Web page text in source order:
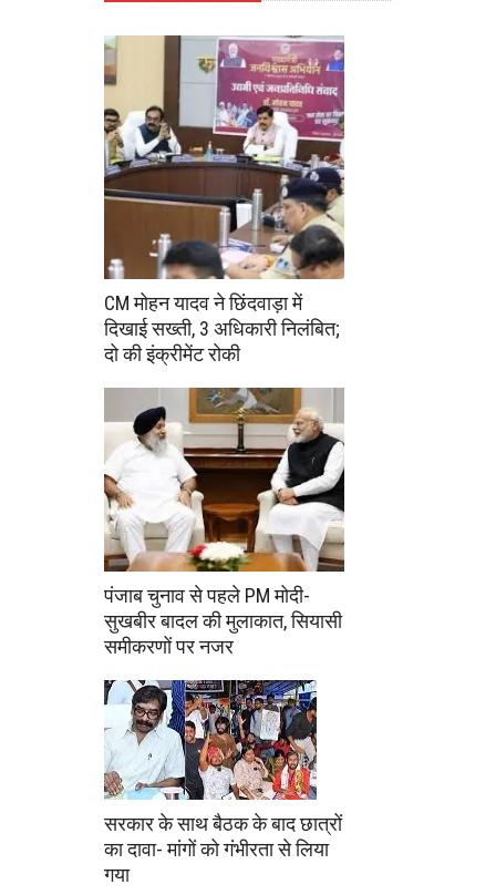
CM मोहन यादव ने छिंदवाड़ा में
दिखाई सख्ती, 3 अधिकारी निलंबित;
दो की इंक्रीमेंट रोकी
पंजाब चुनाव से पहले PM मोदी-
सुखबीर बादल की मुलाकात, सियासी
समीकरणों पर नजर
सरकार के साथ बैठक के बाद छात्रों
का दावा- मांगों को गंभीरता से लिया
गया